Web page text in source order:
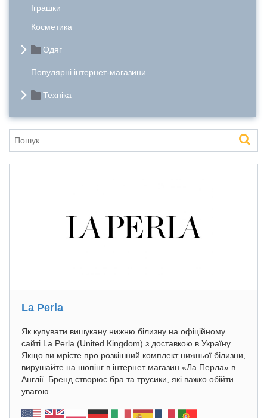
Іграшки
Косметика
Одяг
Популярні інтернет-магазини
Техніка
La Perla
Як купувати вишукану нижню білизну на офіційному
сайті La Perla (United Kingdom) з доставкою в Україну
Якщо ви мрієте про розкішний комплект нижньої білизни,
вирушайте на шопінг в інтернет магазин «Ла Перла» в
Англії. Бренд створює бра та трусики, які важко обійти
увагою. ...